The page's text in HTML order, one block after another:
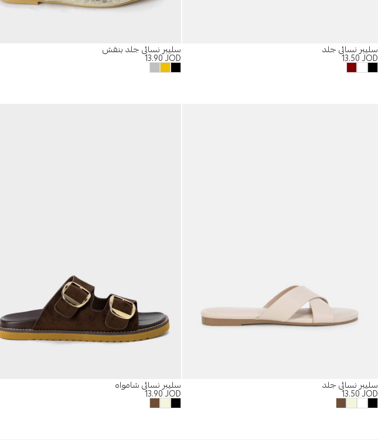
سليبر نسائي جلد
13.50JOD
سليبر نسائي جلد بنقش
13.90JOD
سليبر نسائي جلد
13.50JOD
سليبر نسائي شامواه
13.90JOD